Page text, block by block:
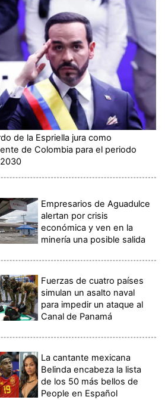
de la Espriella jura como
de Colombia para el periodo
Empresarios de Aguadulce
alertan por crisis
económica y ven en la
minería una posible salida
Fuerzas de cuatro países
simulan un asalto naval
para impedir un ataque al
Canal de Panamá
La cantante mexicana
Belinda encabeza la lista
de los 50 más bellos de
People en Español